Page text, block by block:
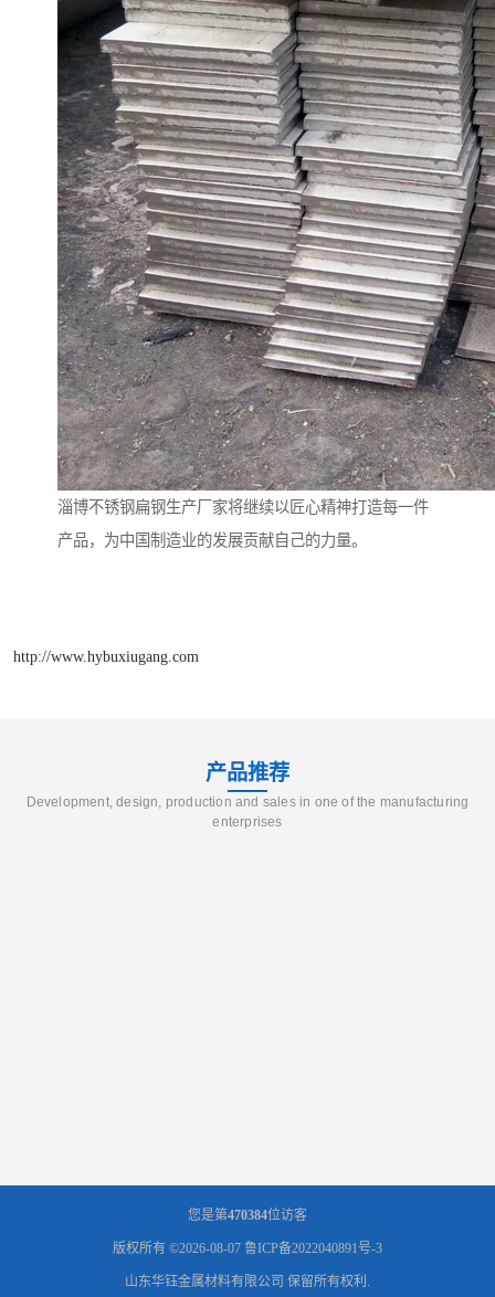
淄博不锈钢扁钢生产厂家将继续以匠心精神打造每一件
产品，为中国制造业的发展贡献自己的力量。
http://www.hybuxiugang.com
产品推荐
Development, design, production and sales in one of the manufacturing
enterprises
您是第470384位访客
版权所有 ©2026-08-07 鲁ICP备2022040891号-3
山东华钰金属材料有限公司 保留所有权利.